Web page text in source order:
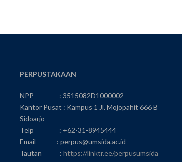
PERPUSTAKAAN
NPP : 3515082D1000002
Kantor Pusat : Kampus 1 Jl. Mojopahit 666 B
Sidoarjo
Telp : +62-31-8945444
Email : perpus@umsida.ac.id
Tautan : https://linktr.ee/perpusumsida